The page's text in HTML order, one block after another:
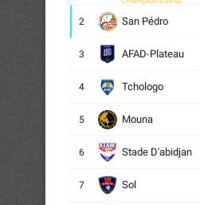
2 San Pédro
3 AFAD-Plateau
4 Tchologo
5 Mouna
6 Stade D'abidjan
7 Sol